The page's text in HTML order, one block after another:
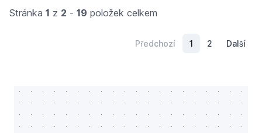
Stránka 1 z 2 - 19 položek celkem
Předchozí 1 2 Další